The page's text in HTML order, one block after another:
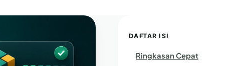
DAFTAR ISI
Ringkasan Cepat